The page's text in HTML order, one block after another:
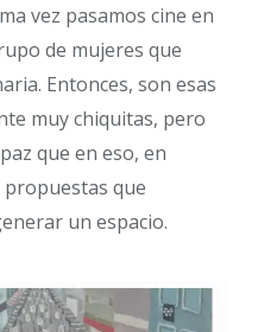
vez pasamos cine en
de mujeres que
Entonces, son esas
muy chiquitas, pero
que en eso, en
que
un espacio.